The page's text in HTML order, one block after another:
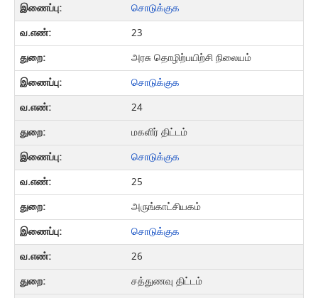
சொடுக்குக
23
அரசு தொழிற்பயிற்சி நிலையம்
சொடுக்குக
24
மகளிர் திட்டம்
சொடுக்குக
25
அருங்காட்சியகம்
சொடுக்குக
26
சத்துணவு திட்டம்